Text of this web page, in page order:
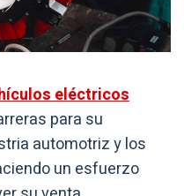
eléctricos
para su
automotriz y los
un esfuerzo